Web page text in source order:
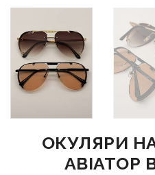
ОКУЛЯРИ
АВІАТОР